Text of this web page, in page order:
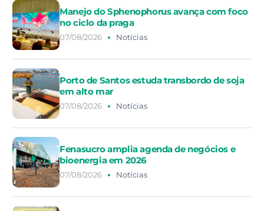
Manejo do Sphenophorus avança com foco
no ciclo da praga
07/08/2026 Notícias
Porto de Santos estuda transbordo de soja
em alto mar
07/08/2026 Notícias
Fenasucro amplia agenda de negócios e
bioenergia em 2026
07/08/2026 Notícias